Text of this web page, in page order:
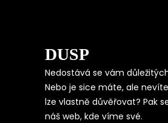
DUSP
Nedostává se vám
Nebo je sice máte, ale
lze vlastně důvěřovat? Pak
náš web, kde víme své.
KVALITA I